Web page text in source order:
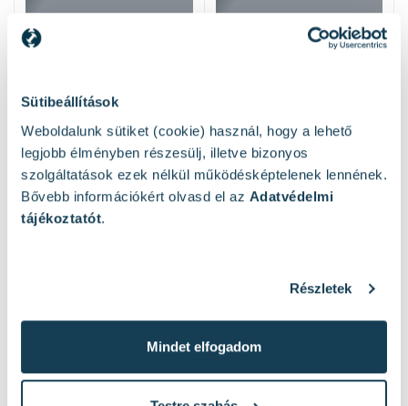
Sütibeállítások
Weboldalunk sütiket (cookie) használ, hogy a lehető
legjobb élményben részesülj, illetve bizonyos
szolgáltatások ezek nélkül működésképtelenek lennének.
Bővebb információkért olvasd el az Adatvédelmi
tájékoztatót.
Részletek
Mindet elfogadom